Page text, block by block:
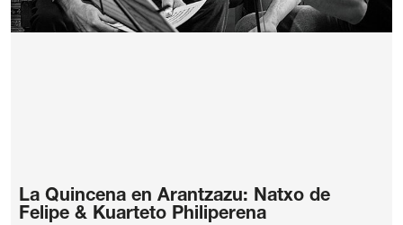
La Quincena en Arantzazu: Natxo de
Felipe & Kuarteto Philiperena